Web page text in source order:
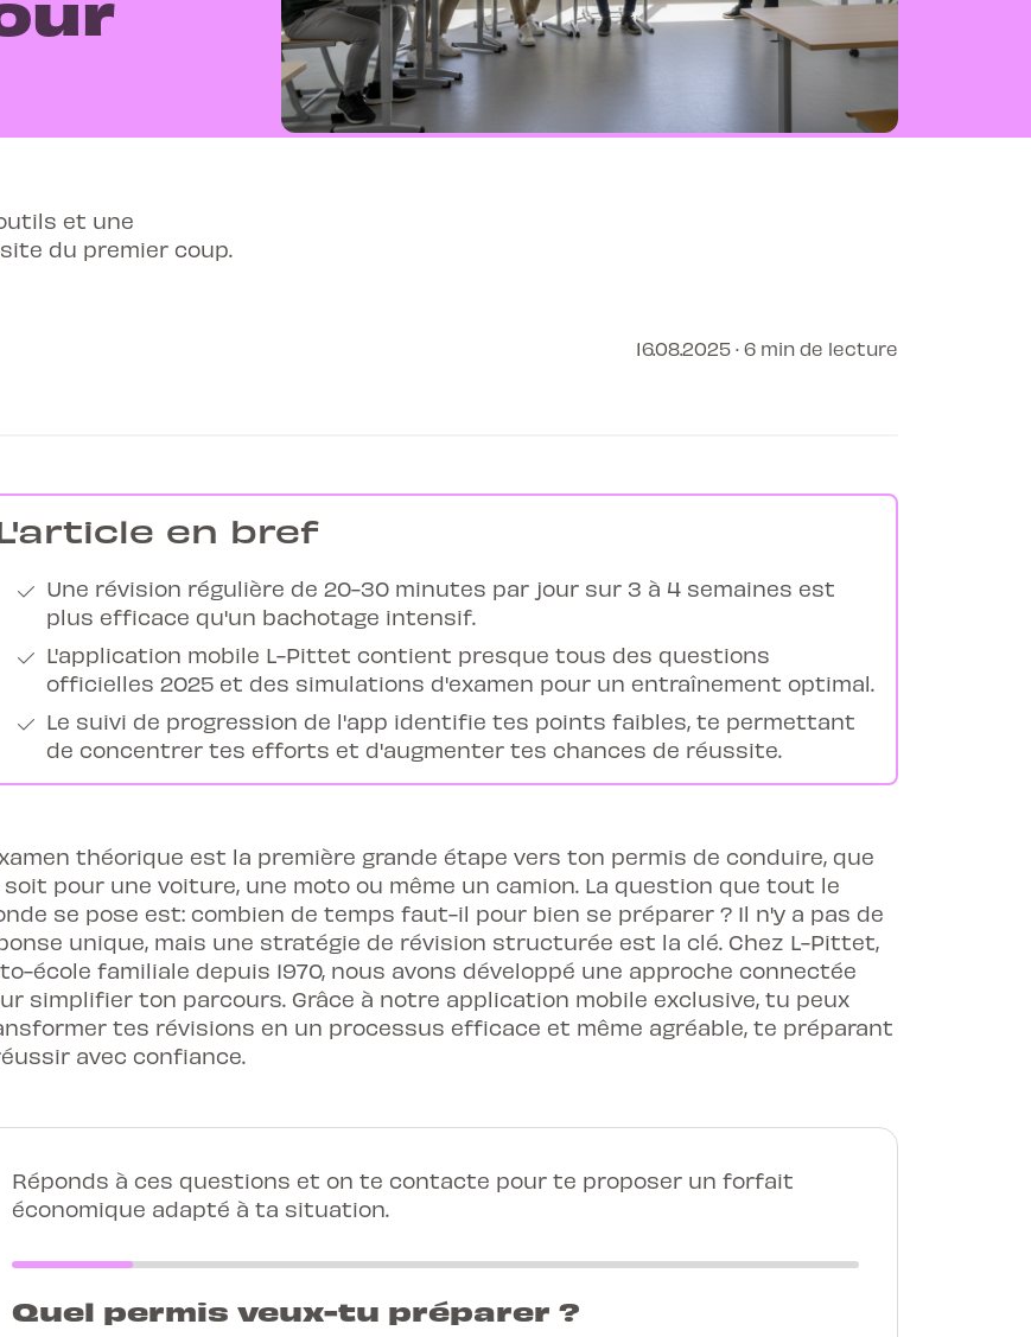
et une
du premier coup.
16.08.2025 · 6 min de lecture
en bref
Une révision régulière de 20-30 minutes par jour sur 3 à 4 semaines est
plus efficace qu'un bachotage intensif.
L'application mobile L-Pittet contient presque tous des questions
officielles 2025 et des simulations d'examen pour un entraînement optimal.
Le suivi de progression de l'app identifie tes points faibles, te permettant
de concentrer tes efforts et d'augmenter tes chances de réussite.
théorique est la première grande étape vers ton permis de conduire, que
soit pour une voiture, une moto ou même un camion. La question que tout le
se pose est: combien de temps faut-il pour bien se préparer ? Il n'y a pas de
unique, mais une stratégie de révision structurée est la clé. Chez L-Pittet,
école familiale depuis 1970, nous avons développé une approche connectée
simplifier ton parcours. Grâce à notre application mobile exclusive, tu peux
tes révisions en un processus efficace et même agréable, te préparant
avec confiance.
Réponds à ces questions et on te contacte pour te proposer un forfait
économique adapté à ta situation.
Quel permis veux-tu préparer ?